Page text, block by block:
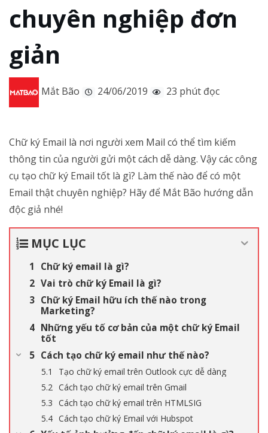
chuyên nghiệp đơn
giản
Mắt Bão 24/06/2019 23 phút đọc
Chữ ký Email là nơi người xem Mail có thể tìm kiếm
thông tin của người gửi một cách dễ dàng. Vậy các công
cụ tạo chữ ký Email tốt là gì? Làm thế nào để có một
Email thật chuyên nghiệp? Hãy để Mắt Bão hướng dẫn
độc giả nhé!
MỤC LỤC
Chữ ký email là gì?
Vai trò chữ ký Email là gì?
Chữ ký Email hữu ích thế nào trong
Marketing?
Những yếu tố cơ bản của một chữ ký Email
tốt
Cách tạo chữ ký email như thế nào?
Tạo chữ ký email trên Outlook cực dễ dàng
Cách tạo chữ ký email trên Gmail
Cách tạo chữ ký email trên HTMLSIG
Cách tạo chữ ký Email với Hubspot